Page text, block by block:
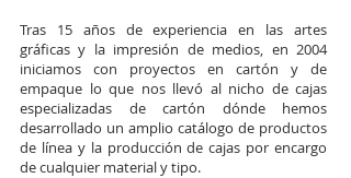
Tras 15 años de experiencia en las artes
gráficas y la impresión de medios, en 2004
iniciamos con proyectos en cartón y de
empaque lo que nos llevó al nicho de cajas
especializadas de cartón dónde hemos
desarrollado un amplio catálogo de productos
de línea y la producción de cajas por encargo
de cualquier material y tipo.